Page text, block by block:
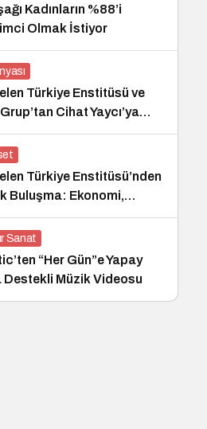
Kadınların %88’i
Olmak İstiyor
Türkiye Enstitüsü ve
Cihat Yaycı’ya
Ziyaret
Türkiye Enstitüsü’nden
Buluşma: Ekonomi,
Politikaları ve Hukuk
Sanat
“Her Gün”e Yapay
Destekli Müzik Videosu